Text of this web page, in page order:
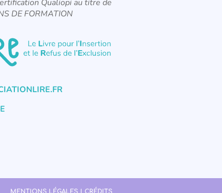
Qualiopi au titre de
DE FORMATION
MENTIONS LÉGALES | CRÉDITS